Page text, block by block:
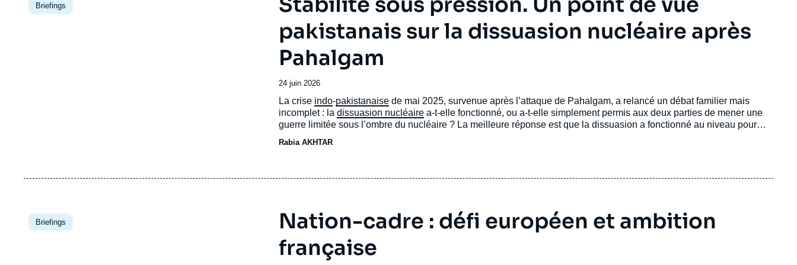
Briefings
principale
pakistanais sur la dissuasion nucléaire après
Pahalgam
Date
publication
24 juin 2026
Accroche
La crise indo-pakistanaise de mai 2025, survenue après l’attaque de Pahalgam, a relancé un débat familier mais
incomplet : la dissuasion nucléaire a-t-elle fonctionné, ou a-t-elle simplement permis aux deux parties de mener une
guerre limitée sous l’ombre du nucléaire ? La meilleure réponse est que la dissuasion a fonctionné au niveau pour
maintenant les armes nucléaires à l’arrière-plan. En revanche, elle n’a pas empêché l’Inde de chercher à se ménager
Rabia AKHTAR
Briefings
Image
principale
Nation-cadre : défi européen et ambition
française